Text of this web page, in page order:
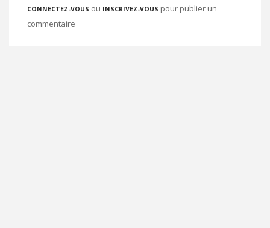
CONNECTEZ-VOUS ou INSCRIVEZ-VOUS pour publier un
commentaire